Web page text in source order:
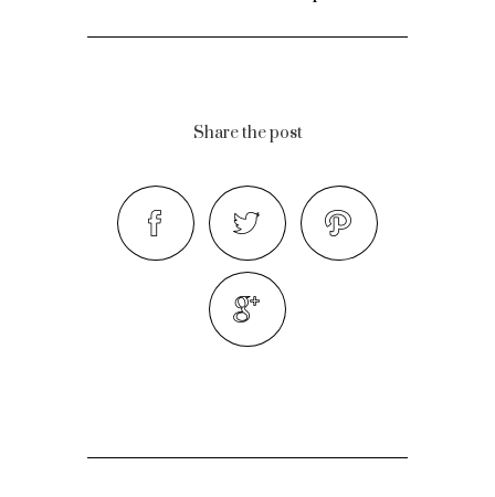
Share the post